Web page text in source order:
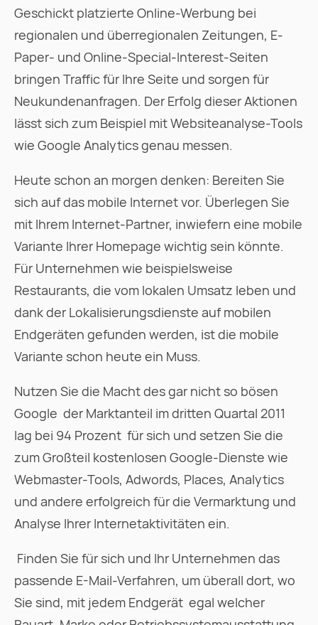
Geschickt platzierte Online-Werbung bei
regionalen und überregionalen Zeitungen, E-
Paper- und Online-Special-Interest-Seiten
bringen Traffic für Ihre Seite und sorgen für
Neukundenanfragen. Der Erfolg dieser Aktionen
lässt sich zum Beispiel mit Websiteanalyse-Tools
wie Google Analytics genau messen.
Heute schon an morgen denken: Bereiten Sie
sich auf das mobile Internet vor. Überlegen Sie
mit Ihrem Internet-Partner, inwiefern eine mobile
Variante Ihrer Homepage wichtig sein könnte.
Für Unternehmen wie beispielsweise
Restaurants, die vom lokalen Umsatz leben und
dank der Lokalisierungsdienste auf mobilen
Endgeräten gefunden werden, ist die mobile
Variante schon heute ein Muss.
Nutzen Sie die Macht des gar nicht so bösen
Google  der Marktanteil im dritten Quartal 2011
lag bei 94 Prozent  für sich und setzen Sie die
zum Großteil kostenlosen Google-Dienste wie
Webmaster-Tools, Adwords, Places, Analytics
und andere erfolgreich für die Vermarktung und
Analyse Ihrer Internetaktivitäten ein.
 Finden Sie für sich und Ihr Unternehmen das
passende E-Mail-Verfahren, um überall dort, wo
Sie sind, mit jedem Endgerät  egal welcher